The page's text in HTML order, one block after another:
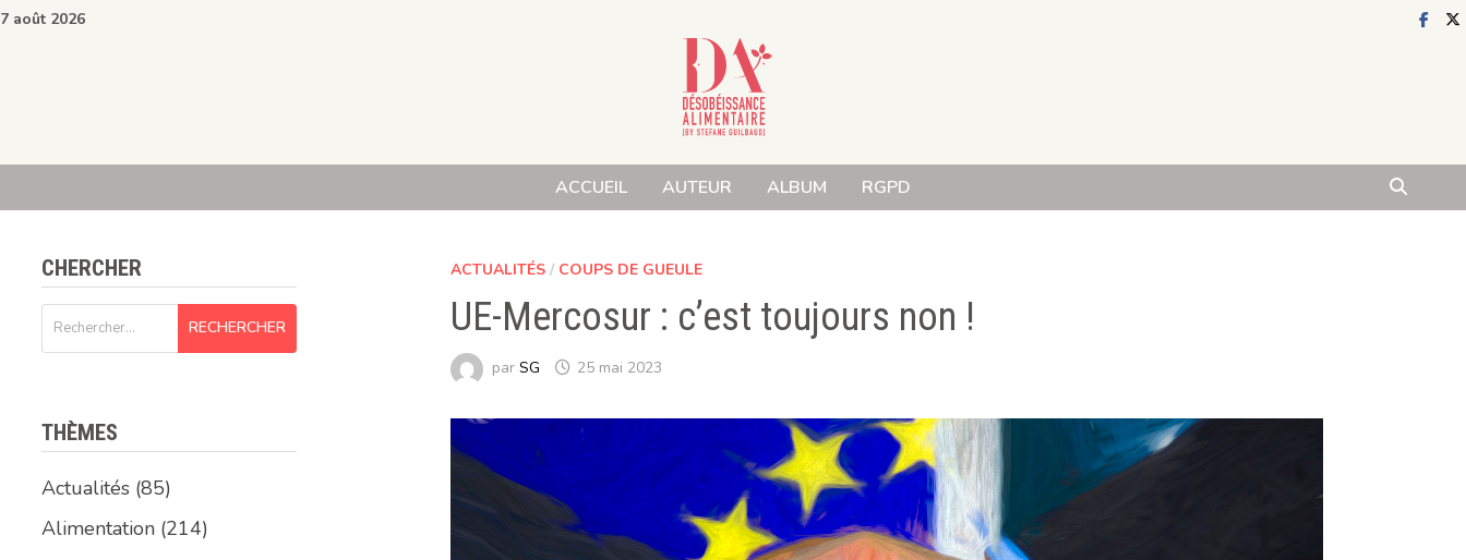
Passer
7 août 2026
ACCUEIL AUTEUR ALBUM RGPD
ACTUALITÉS / COUPS DE GUEULE
UE-Mercosur : c’est toujours non !
parSG 25 mai 2023
CHERCHER
Rechercher :
THÈMES
Actualités (85)
Alimentation (214)